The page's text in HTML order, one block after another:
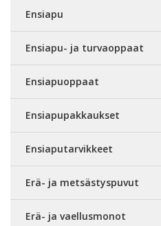
Ensiapu
Ensiapu- ja turvaoppaat
Ensiapuoppaat
Ensiapupakkaukset
Ensiaputarvikkeet
Erä- ja metsästyspuvut
Erä- ja vaellusmonot